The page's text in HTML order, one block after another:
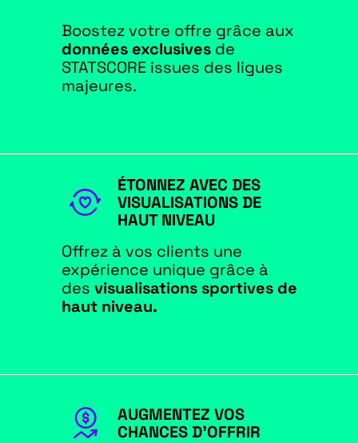
Boostez votre offre grâce aux
données exclusivesde
STATSCORE issues des ligues
majeures.
ÉTONNEZ AVEC DES
VISUALISATIONS DE
HAUT NIVEAU
Offrez à vos clients une
expérience unique grâce à
des visualisations sportives de
haut niveau.
AUGMENTEZ VOS
CHANCES D'OFFRIR